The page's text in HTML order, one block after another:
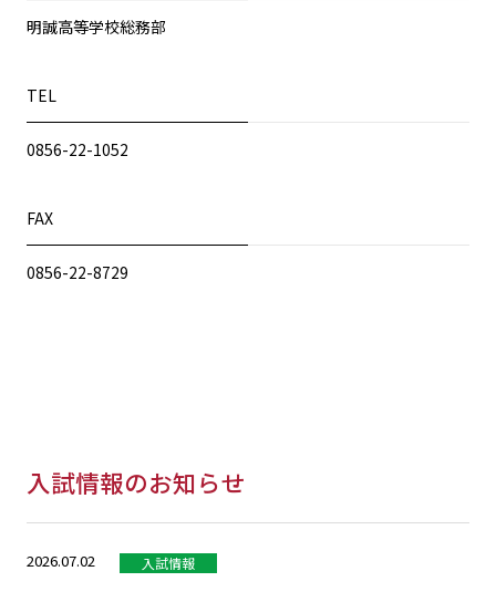
明誠高等学校総務部
TEL
0856-22-1052
FAX
0856-22-8729
入試情報のお知らせ
2026.07.02 入試情報